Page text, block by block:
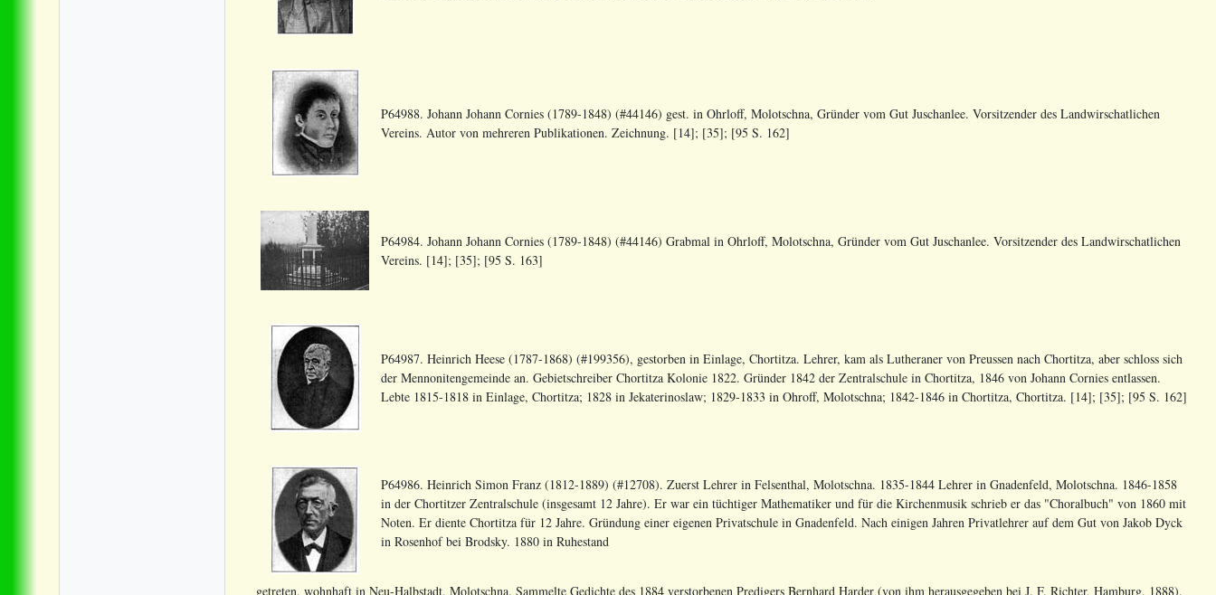
P64988. Johann Johann Cornies (1789-1848) (#44146) gest. in Ohrloff, Molotschna, Gründer vom Gut Juschanlee. Vorsitzender des Landwirschatlichen
Vereins. Autor von mehreren Publikationen. Zeichnung. [14]; [35]; [95 S. 162]
P64984. Johann Johann Cornies (1789-1848) (#44146) Grabmal in Ohrloff, Molotschna, Gründer vom Gut Juschanlee. Vorsitzender des Landwirschatlichen
Vereins. [14]; [35]; [95 S. 163]
P64987. Heinrich Heese (1787-1868) (#199356), gestorben in Einlage, Chortitza. Lehrer, kam als Lutheraner von Preussen nach Chortitza, aber schloss sich
der Mennonitengemeinde an. Gebietschreiber Chortitza Kolonie 1822. Gründer 1842 der Zentralschule in Chortitza, 1846 von Johann Cornies entlassen.
Lebte 1815-1818 in Einlage, Chortitza; 1828 in Jekaterinoslaw; 1829-1833 in Ohroff, Molotschna; 1842-1846 in Chortitza, Chortitza. [14]; [35]; [95 S. 162]
P64986. Heinrich Simon Franz (1812-1889) (#12708). Zuerst Lehrer in Felsenthal, Molotschna. 1835-1844 Lehrer in Gnadenfeld, Molotschna. 1846-1858
in der Chortitzer Zentralschule (insgesamt 12 Jahre). Er war ein tüchtiger Mathematiker und für die Kirchenmusik schrieb er das "Choralbuch" von 1860 mit
Noten. Er diente Chortitza für 12 Jahre. Gründung einer eigenen Privatschule in Gnadenfeld. Nach einigen Jahren Privatlehrer auf dem Gut von Jakob Dyck
in Rosenhof bei Brodsky. 1880 in Ruhestand
getreten, wohnhaft in Neu-Halbstadt, Molotschna. Sammelte Gedichte des 1884 verstorbenen Predigers Bernhard Harder (von ihm herausgegeben bei J. F. Richter, Hamburg, 1888).